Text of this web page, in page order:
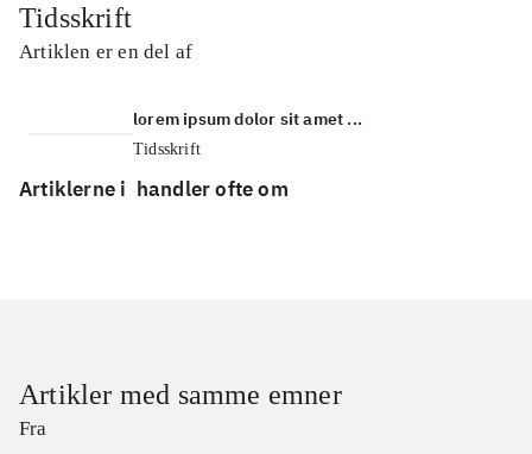
Tidsskrift
Artiklen er en del af
lorem ipsum dolor sit amet ...
Tidsskrift
Artiklerne i handler ofte om
Artikler med samme emner
Fra